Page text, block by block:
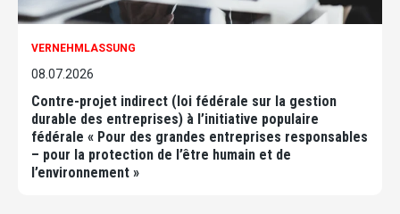
VERNEHMLASSUNG
08.07.2026
Contre-projet indirect (loi fédérale sur la gestion
durable des entreprises) à l’initiative populaire
fédérale « Pour des grandes entreprises responsables
– pour la protection de l’être humain et de
l’environnement »